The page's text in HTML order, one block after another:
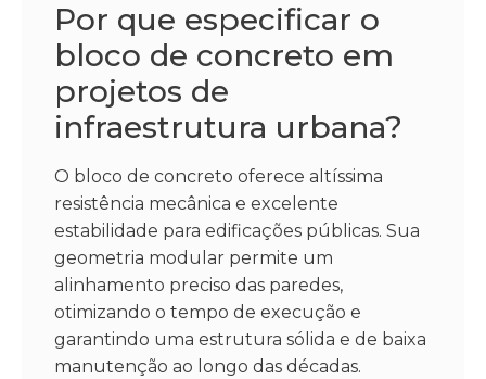
Por que especificar o
bloco de concreto em
projetos de
infraestrutura urbana?
O bloco de concreto oferece altíssima
resistência mecânica e excelente
estabilidade para edificações públicas. Sua
geometria modular permite um
alinhamento preciso das paredes,
otimizando o tempo de execução e
garantindo uma estrutura sólida e de baixa
manutenção ao longo das décadas.